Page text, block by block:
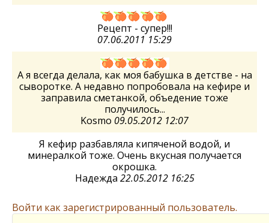
Рецепт - супер!!!
07.06.2011 15:29
А я всегда делала, как моя бабушка в детстве - на
сыворотке. А недавно попробовала на кефире и
заправила сметанкой, объедение тоже
получилось...
Kosmo 09.05.2012 12:07
Я кефир разбавляла кипяченой водой, и
минералкой тоже. Очень вкусная получается
окрошка.
Надежда 22.05.2012 16:25
Войти как зарегистрированный пользователь.